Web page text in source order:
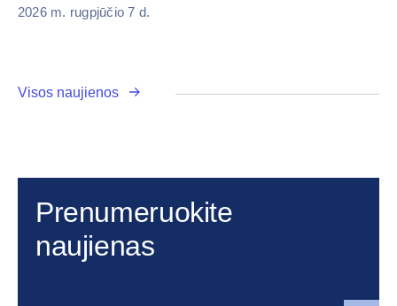
2026 m. rugpjūčio 7 d.
Visos naujienos
Prenumeruokite
naujienas